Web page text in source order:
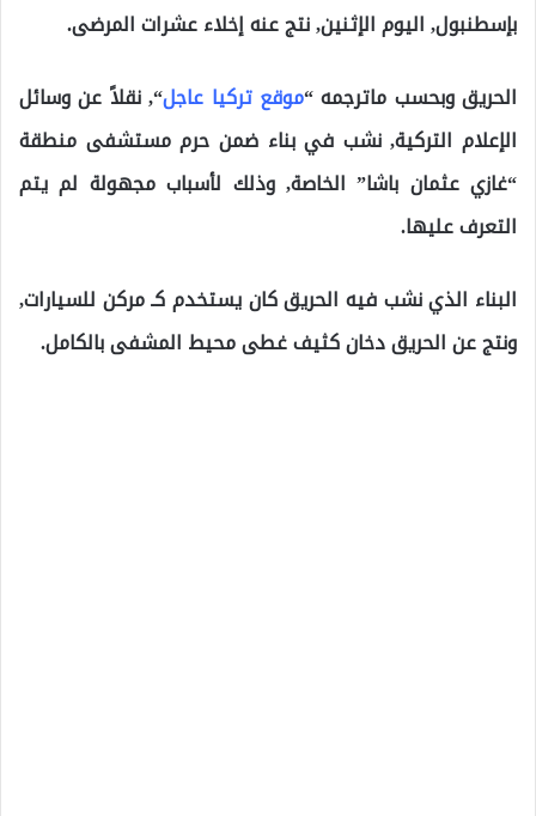
بإسطنبول, اليوم الإثنين, نتج عنه إخلاء عشرات المرضى.
الحريق وبحسب ماترجمه “موقع تركيا عاجل“, نقلاً عن وسائل
الإعلام التركية, نشب في بناء ضمن حرم مستشفى منطقة
“غازي عثمان باشا” الخاصة, وذلك لأسباب مجهولة لم يتم
التعرف عليها.
البناء الذي نشب فيه الحريق كان يستخدم كـ مركن للسيارات,
ونتج عن الحريق دخان كثيف غطى محيط المشفى بالكامل.